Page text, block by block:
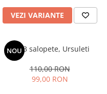
VEZI VARIANTE
NOU
Set 3 salopete, Ursuleti
110,00 RON
99,00 RON